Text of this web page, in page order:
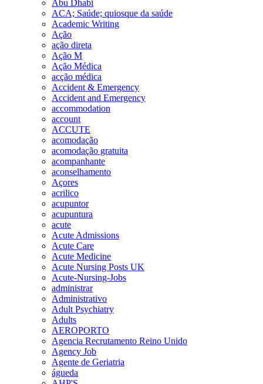
Abu Dhabi
ACA; Saúde; quiosque da saúde
Academic Writing
Ação
ação direta
Ação M
Ação Médica
acção médica
Accident & Emergency
Accident and Emergency
accommodation
account
ACCUTE
acomodação
acomodação gratuita
acompanhante
aconselhamento
Açores
acrilico
acupuntor
acupuntura
acute
Acute Admissions
Acute Care
Acute Medicine
Acute Nursing Posts UK
Acute-Nursing-Jobs
administrar
Administrativo
Adult Psychiatry
Adults
AEROPORTO
Agencia Recrutamento Reino Unido
Agency Job
Agente de Geriatria
águeda